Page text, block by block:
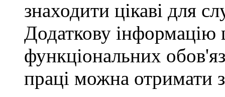
знаходити цікаві для
Додаткову
функціональних
праці можна отримати